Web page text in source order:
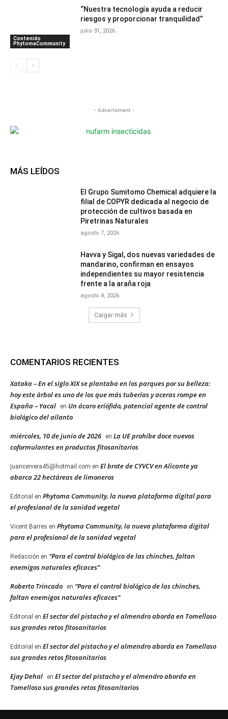
Contenido
PhytomaCommunity
“Nuestra tecnología ayuda a reducir
riesgos y proporcionar tranquilidad”
julio 31, 2026
- Advertisment -
MÁS LEÍDOS
El Grupo Sumitomo Chemical adquiere la
filial de COPYR dedicada al negocio de
protección de cultivos basada en
Piretrinas Naturales
agosto 7, 2026
Havva y Sigal, dos nuevas variedades de
mandarino, confirman en ensayos
independientes su mayor resistencia
frente a la araña roja
agosto 4, 2026
Cargar más
COMENTARIOS RECIENTES
Xataka – En el siglo XIX se plantaba en los parques por su belleza:
hoy este árbol es uno de los que más tuberías y aceras rompe en
España – Yacal
en Un ácaro eriófido, potencial agente de control
biológico del ailanto
miércoles, 10 de junio de 2026 en La UE prohíbe doce nuevos
coformulantes en productos fitosanitarios
juancervera45@hotmail.com en El brote de CYVCV en Alicante ya
abarca 22 hectáreas de limoneros
Editorial en Phytoma Community, la nueva plataforma digital para
el profesional de la sanidad vegetal
Vicent Barres en Phytoma Community, la nueva plataforma digital
para el profesional de la sanidad vegetal
Redacción en “Para el control biológico de las chinches, faltan
enemigos naturales eficaces”
Roberto Trincado en “Para el control biológico de las chinches,
faltan enemigos naturales eficaces”
Editorial en El sector del pistacho y el almendro aborda en Tomelloso
sus grandes retos fitosanitarios
Editorial en El sector del pistacho y el almendro aborda en Tomelloso
sus grandes retos fitosanitarios
Ejay Dehal en El sector del pistacho y el almendro aborda en
Tomelloso sus grandes retos fitosanitarios